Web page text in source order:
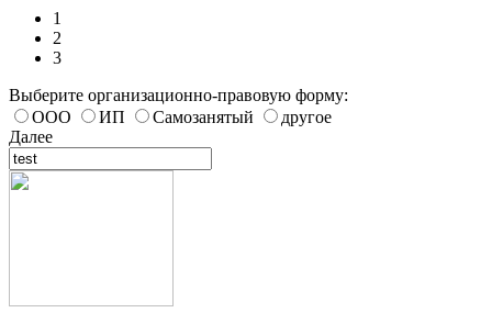
1
2
3
Выберите организационно-правовую форму:
ООО
ИП Самозанятый
другое
Далее